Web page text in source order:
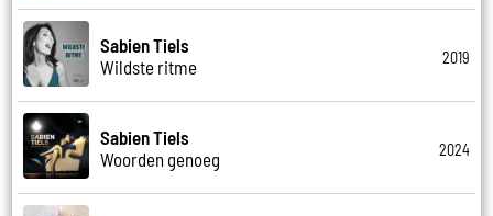
Sabien Tiels
Wildste ritme
2019
Sabien Tiels
Woorden genoeg
2024